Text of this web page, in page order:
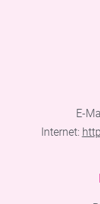
E-
Internet: